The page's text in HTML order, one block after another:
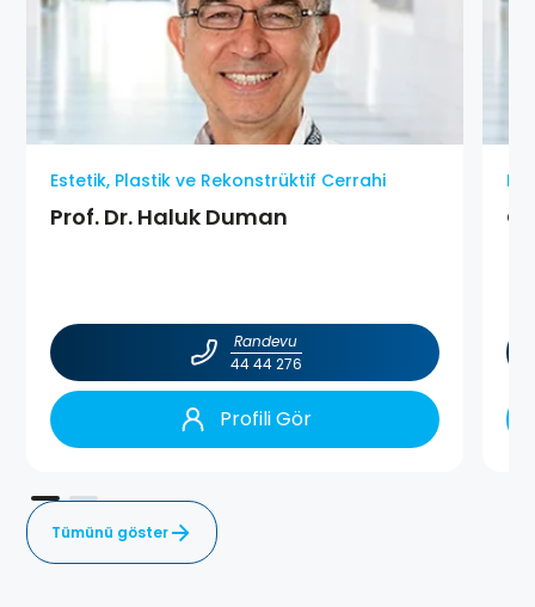
Estetik, Plastik ve Rekonstrüktif Cerrahi
Prof. Dr. Haluk Duman
Randevu
44 44 276
Profili Gör
Tümünü göster